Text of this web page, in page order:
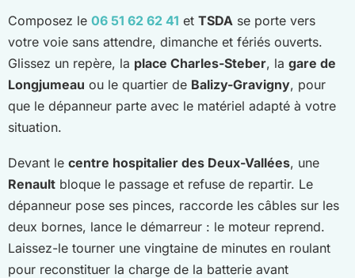
Composez le 06 51 62 62 41 et TSDA se porte vers
votre voie sans attendre, dimanche et fériés ouverts.
Glissez un repère, la place Charles-Steber, la gare de
Longjumeau ou le quartier de Balizy-Gravigny, pour
que le dépanneur parte avec le matériel adapté à votre
situation.
Devant le centre hospitalier des Deux-Vallées, une
Renault bloque le passage et refuse de repartir. Le
dépanneur pose ses pinces, raccorde les câbles sur les
deux bornes, lance le démarreur : le moteur reprend.
Laissez-le tourner une vingtaine de minutes en roulant
pour reconstituer la charge de la batterie avant